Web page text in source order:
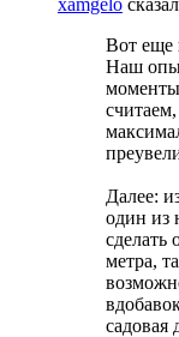
Вот еще
Наш
Далее:
один из
сделать
метра,
садовая